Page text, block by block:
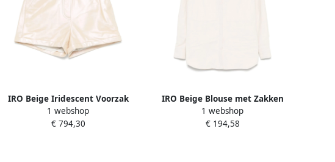
IRO Beige Iridescent Voorzak
Broek Beige Dames
1 webshop
€ 794,30
IRO Beige Blouse met Zakken
Beige Dames
1 webshop
€ 194,58